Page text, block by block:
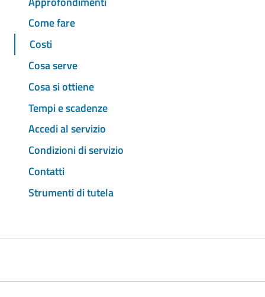
Come fare
Costi
Cosa serve
Cosa si ottiene
Tempi e scadenze
Accedi al servizio
Condizioni di servizio
Contatti
Strumenti di tutela